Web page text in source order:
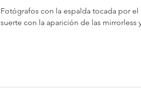
Fotógrafos con la espalda tocada por
suerte con la aparición de las